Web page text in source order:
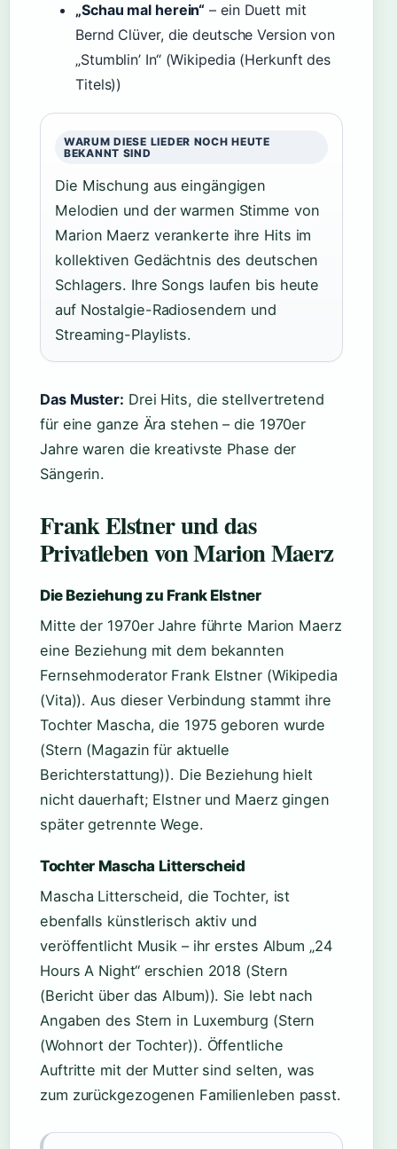
„Schau mal herein“ – ein Duett mit
Bernd Clüver, die deutsche Version von
„Stumblin’ In“ (Wikipedia (Herkunft des
Titels))
WARUM DIESE LIEDER NOCH HEUTE
BEKANNT SIND
Die Mischung aus eingängigen
Melodien und der warmen Stimme von
Marion Maerz verankerte ihre Hits im
kollektiven Gedächtnis des deutschen
Schlagers. Ihre Songs laufen bis heute
auf Nostalgie-Radiosendern und
Streaming-Playlists.
Das Muster: Drei Hits, die stellvertretend
für eine ganze Ära stehen – die 1970er
Jahre waren die kreativste Phase der
Sängerin.
Frank Elstner und das
Privatleben von Marion Maerz
Die Beziehung zu Frank Elstner
Mitte der 1970er Jahre führte Marion Maerz
eine Beziehung mit dem bekannten
Fernsehmoderator Frank Elstner (Wikipedia
(Vita)). Aus dieser Verbindung stammt ihre
Tochter Mascha, die 1975 geboren wurde
(Stern (Magazin für aktuelle
Berichterstattung)). Die Beziehung hielt
nicht dauerhaft; Elstner und Maerz gingen
später getrennte Wege.
Tochter Mascha Litterscheid
Mascha Litterscheid, die Tochter, ist
ebenfalls künstlerisch aktiv und
veröffentlicht Musik – ihr erstes Album „24
Hours A Night“ erschien 2018 (Stern
(Bericht über das Album)). Sie lebt nach
Angaben des Stern in Luxemburg (Stern
(Wohnort der Tochter)). Öffentliche
Auftritte mit der Mutter sind selten, was
zum zurückgezogenen Familienleben passt.